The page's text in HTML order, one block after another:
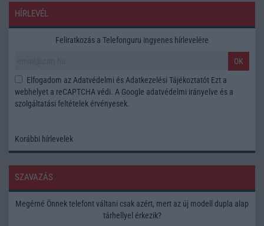
HÍRLEVÉL
Feliratkozás a Telefonguru ingyenes hírlevelére
OK
Elfogadom az Adatvédelmi és Adatkezelési Tájékoztatót Ezt a
webhelyet a reCAPTCHA védi. A Google adatvédelmi irányelve és a
szolgáltatási feltételek érvényesek.
Korábbi hírlevelek
SZAVAZÁS
Megérné Önnek telefont váltani csak azért, mert az új modell dupla alap
tárhellyel érkezik?